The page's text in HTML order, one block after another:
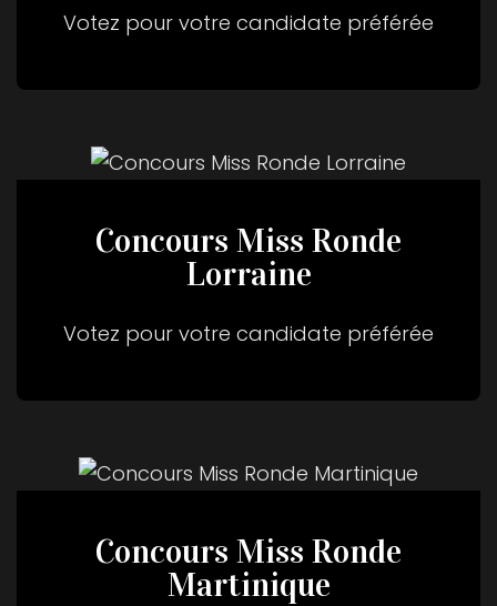
Votez pour votre candidate préférée
Concours Miss Ronde
Lorraine
Votez pour votre candidate préférée
Concours Miss Ronde
Martinique